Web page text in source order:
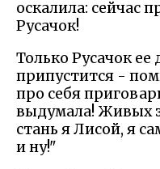
оскалила: сейчас
Русачок!
Только Русачок
припустится -
про себя
выдумала! Живых
стань я Лисой, я
и ну!"